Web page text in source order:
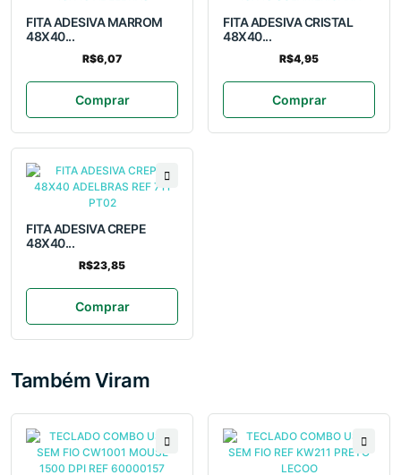
FITA ADESIVA MARROM
48X40...
R$6,07
Comprar
FITA ADESIVA CRISTAL
48X40...
R$4,95
Comprar
FITA ADESIVA CREPE
48X40...
R$23,85
Comprar
Também Viram